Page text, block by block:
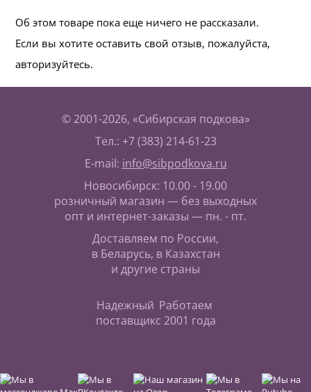
Об этом товаре пока еще ничего не рассказали.
Если вы хотите оставить свой отзыв, пожалуйста,
авторизуйтесь.
© 2001-2026, «Сибирская подкова»
Тел.: +7 (383) 214-61-23
E-mail: info@sibpodkova.ru
Новосибирск: 10.00 - 19.00
розничный магазин — без выходных
опт и интернет-заказы — пн. - пт.
Доставляем по России,
в Беларусь, в Казахстан
и другие страны
Надежный
поставщик
Работаем
с 2001 года